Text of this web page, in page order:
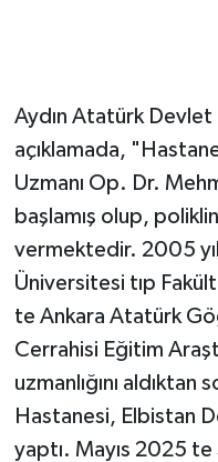
Aydın Atatürk Devlet
açıklamada,
Uzmanı Op. Dr.
başlamış olup,
vermektedir. 2005
Üniversitesi tıp
te Ankara Atatürk
Cerrahisi Eğitim
uzmanlığını aldıktan
Hastanesi, Elbistan
yaptı. Mayıs 2025 te